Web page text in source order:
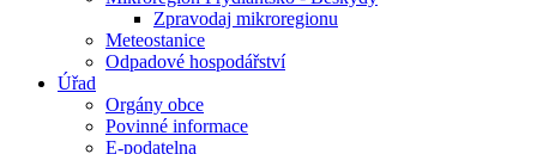
Zpravodaj mikroregionu
Meteostanice
Odpadové hospodářství
Úřad
Orgány obce
Povinné informace
E-podatelna